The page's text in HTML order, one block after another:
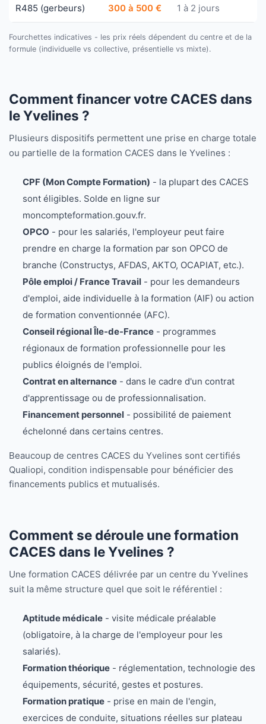
R485 (gerbeurs) 300 à 500 € 1 à 2 jours
Fourchettes indicatives - les prix réels dépendent du centre et de la
formule (individuelle vs collective, présentielle vs mixte).
Comment financer votre CACES dans
le Yvelines ?
Plusieurs dispositifs permettent une prise en charge totale
ou partielle de la formation CACES dans le Yvelines :
CPF (Mon Compte Formation) - la plupart des CACES
sont éligibles. Solde en ligne sur
moncompteformation.gouv.fr.
OPCO - pour les salariés, l'employeur peut faire
prendre en charge la formation par son OPCO de
branche (Constructys, AFDAS, AKTO, OCAPIAT, etc.).
Pôle emploi / France Travail- pour les demandeurs
d'emploi, aide individuelle à la formation (AIF) ou action
de formation conventionnée (AFC).
Conseil régional Île-de-France- programmes
régionaux de formation professionnelle pour les
publics éloignés de l'emploi.
Contrat en alternance- dans le cadre d'un contrat
d'apprentissage ou de professionnalisation.
Financement personnel- possibilité de paiement
échelonné dans certains centres.
Beaucoup de centres CACES du Yvelines sont certifiés
Qualiopi, condition indispensable pour bénéficier des
financements publics et mutualisés.
Comment se déroule une formation
CACES dans le Yvelines ?
Une formation CACES délivrée par un centre du Yvelines
suit la même structure quel que soit le référentiel :
Aptitude médicale- visite médicale préalable
(obligatoire, à la charge de l'employeur pour les
salariés).
Formation théorique- réglementation, technologie des
équipements, sécurité, gestes et postures.
Formation pratique- prise en main de l'engin,
exercices de conduite, situations réelles sur plateau